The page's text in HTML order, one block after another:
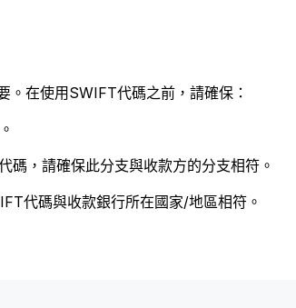
在使用SWIFT代碼之前，請確保：
，請確保此分支與收款方的分支相符。
代碼與收款銀行所在國家/地區相符。